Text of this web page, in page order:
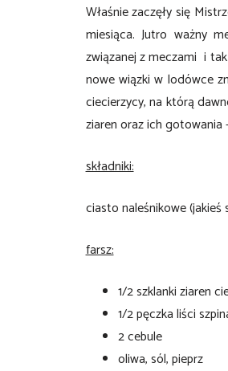
Właśnie zaczęły się
miesiąca. Jutro ważny
związanej z meczami i
nowe wiązki w lodówce
ciecierzycy, na którą
ziaren oraz ich gotowania
składniki:
ciasto naleśnikowe
farsz:
1/2 szklanki ziaren
1/2 pęczka liści
2 cebule
oliwa, sól, pieprz